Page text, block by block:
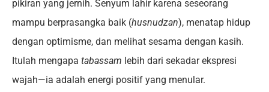
pikiran yang jernih. Senyum lahir karena seseorang
mampu berprasangka baik (husnudzan), menatap hidup
dengan optimisme, dan melihat sesama dengan kasih.
Itulah mengapa tabassam lebih dari sekadar ekspresi
wajah—ia adalah energi positif yang menular.